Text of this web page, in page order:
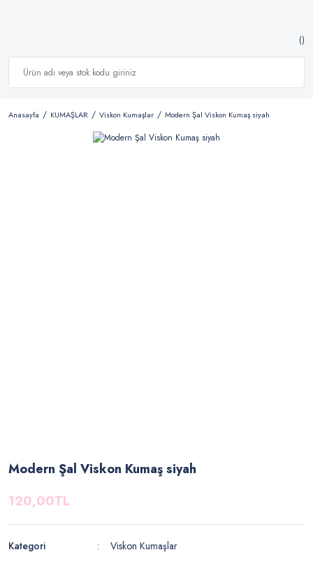
Anasayfa KUMAŞLAR Viskon Kumaşlar Modern Şal Viskon Kumaş siyah
Modern Şal Viskon Kumaş siyah
120,00TL
Kategori
Viskon Kumaşlar